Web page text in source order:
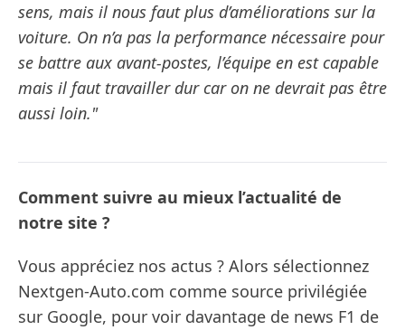
sens, mais il nous faut plus d’améliorations sur la
voiture. On n’a pas la performance nécessaire pour
se battre aux avant-postes, l’équipe en est capable
mais il faut travailler dur car on ne devrait pas être
aussi loin."
Comment suivre au mieux l’actualité de
notre site ?
Vous appréciez nos actus ? Alors sélectionnez
Nextgen-Auto.com comme source privilégiée
sur Google, pour voir davantage de news F1 de